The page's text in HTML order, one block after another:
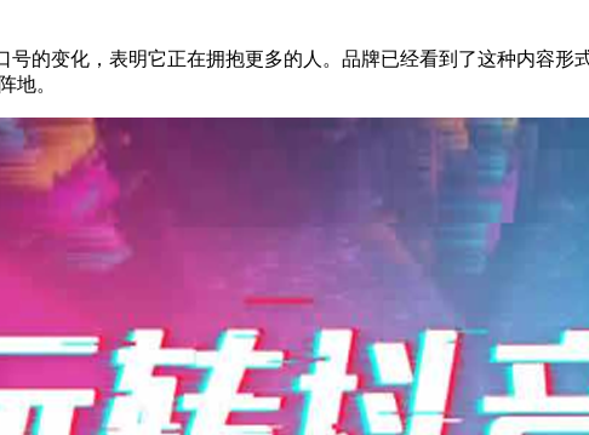
号的变化，表明它正在拥抱更多的人。品牌已经看到了这种内容
地。